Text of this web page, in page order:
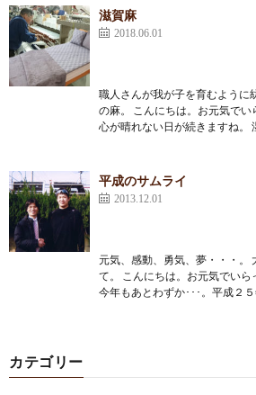
滋賀麻
2018.06.01
職人さんが我が子を育むように
の麻。 こんにちは。お元気で
心が晴れない日が続きますね。
平成のサムライ
2013.12.01
元気、感動、勇気、夢・・・。
て。 こんにちは。お元気でい
今年もあとわずか･･･。平成２
カテゴリー